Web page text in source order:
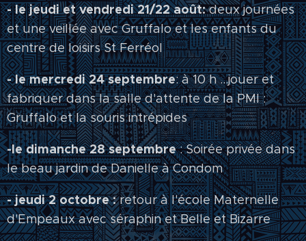
- le jeudi et vendredi 21/22 août:deux journées
et une veillée avec Gruffalo et les enfants du
centre de loisirs St Ferréol
- le mercredi 24 septembre: à 10 h ...jouer et
fabriquer dans la salle d'attente de la PMI :
Gruffalo et la souris intrépides
-le dimanche 28 septembre: Soirée privée dans
le beau jardin de Danielle à Condom
- jeudi 2 octobre :retour à l'école Maternelle
d'Empeaux avec séraphin et Belle et Bizarre